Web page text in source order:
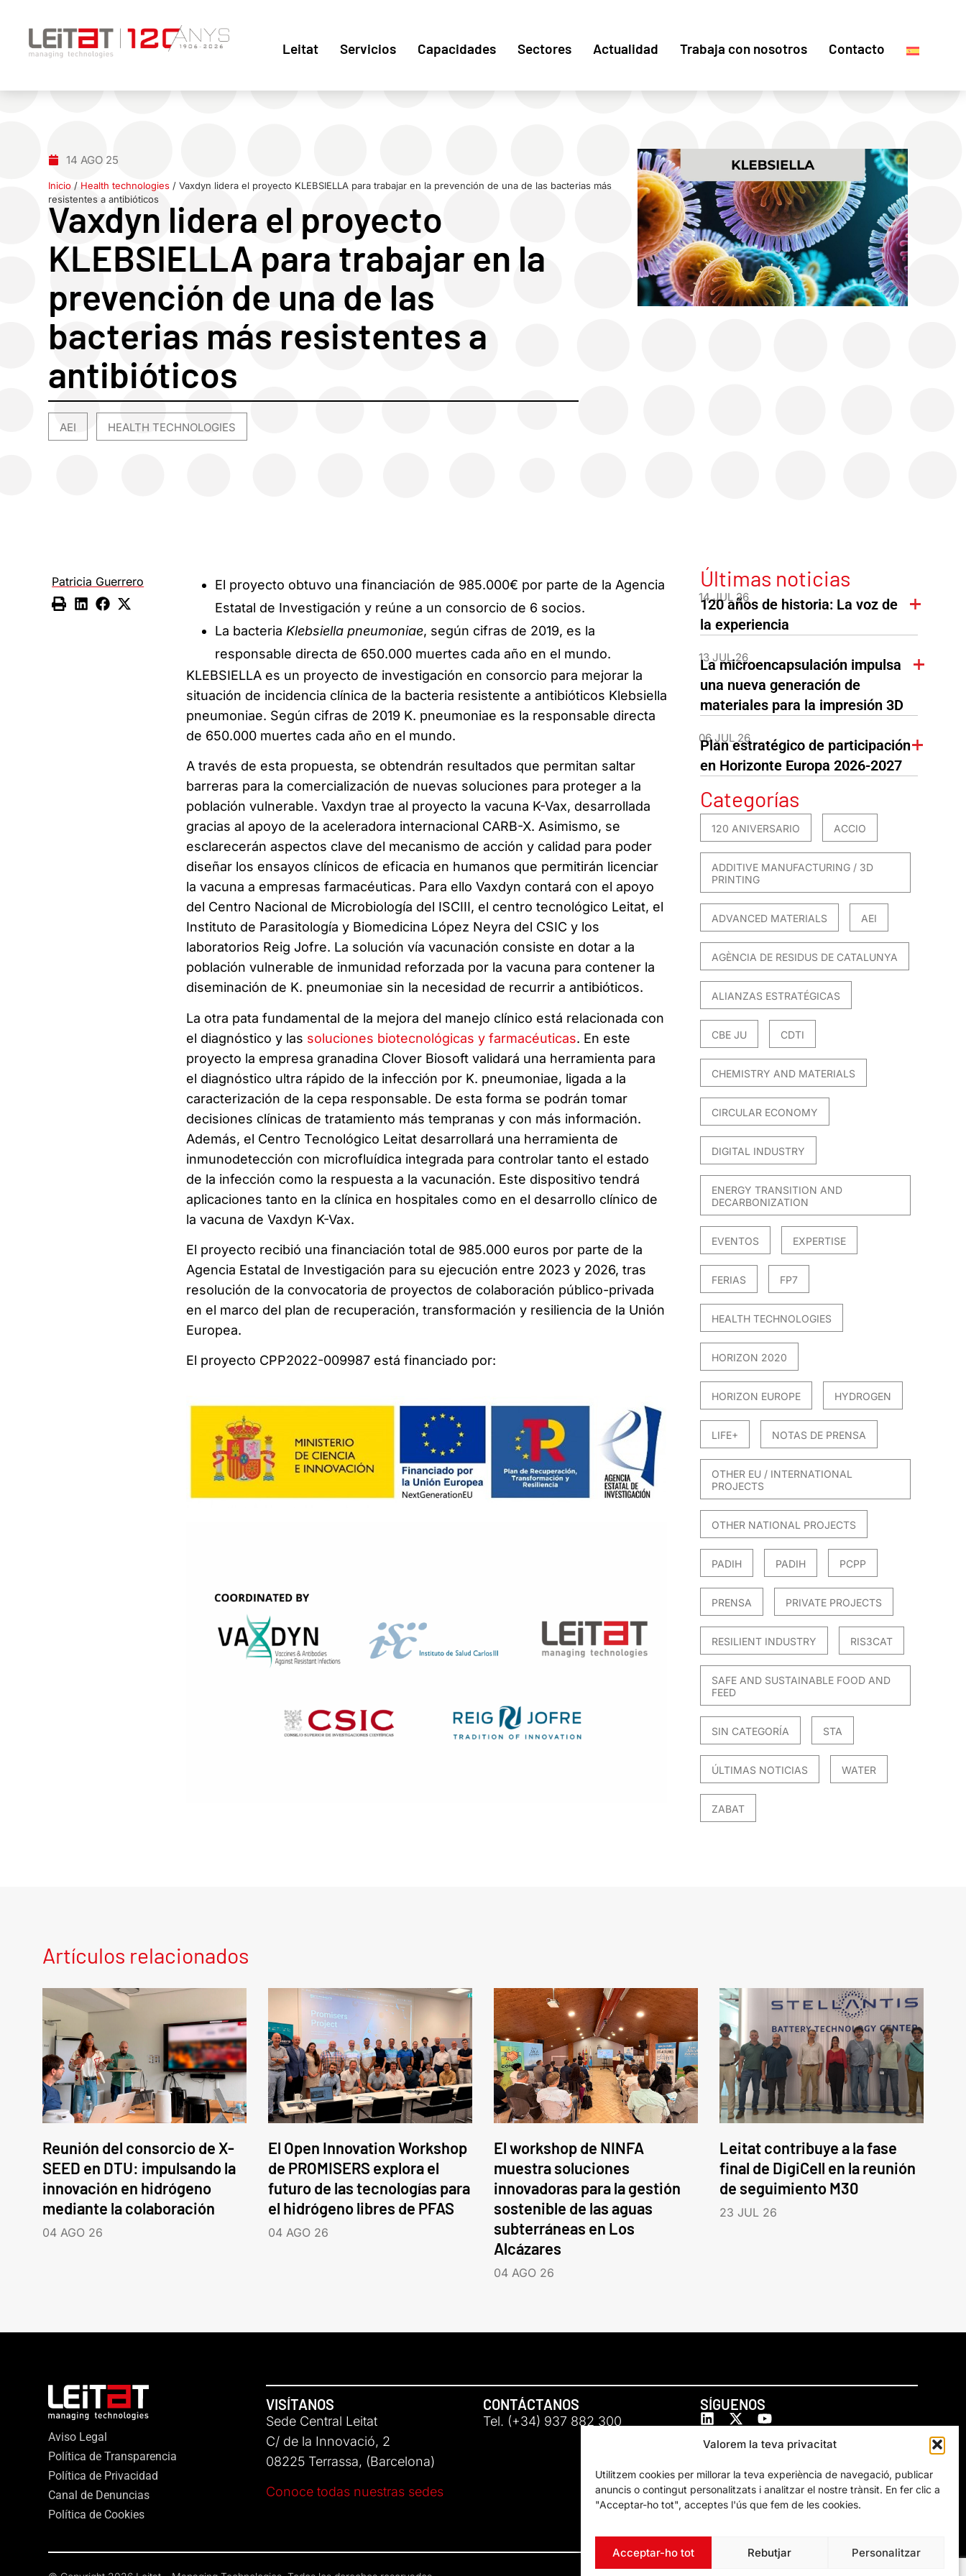
Valorem la teva privacitat
Utilitzem cookies per millorar la teva experiència de navegació, publicar
anuncis o contingut personalitzats i analitzar el nostre trànsit. En fer clic a
"Acceptar-ho tot", acceptes l'ús que fem de les cookies.
Acceptar-ho tot Rebutjar Personalitzar
Leitat Servicios Capacidades Sectores Actualidad Trabaja con nosotros Contacto
14 AGO 25
Inicio / Health technologies /Vaxdyn lidera el proyecto KLEBSIELLA para trabajar en la prevención de una de las bacterias más
resistentes a antibióticos
Vaxdyn lidera el proyecto
KLEBSIELLA para trabajar en la
prevención de una de las
bacterias más resistentes a
antibióticos
AEI HEALTH TECHNOLOGIES
Patricia Guerrero
El proyecto obtuvo una financiación de 985.000€ por parte de la Agencia
Estatal de Investigación y reúne a un consorcio de 6 socios.
La bacteria Klebsiella pneumoniae, según cifras de 2019, es la
responsable directa de 650.000 muertes cada año en el mundo.
KLEBSIELLA es un proyecto de investigación en consorcio para mejorar la
situación de incidencia clínica de la bacteria resistente a antibióticos Klebsiella
pneumoniae. Según cifras de 2019 K. pneumoniae es la responsable directa
de 650.000 muertes cada año en el mundo.
A través de esta propuesta, se obtendrán resultados que permitan saltar
barreras para la comercialización de nuevas soluciones para proteger a la
población vulnerable. Vaxdyn trae al proyecto la vacuna K-Vax, desarrollada
gracias al apoyo de la aceleradora internacional CARB-X. Asimismo, se
esclarecerán aspectos clave del mecanismo de acción y calidad para poder
diseñar los ensayos clínicos de eficacia en humanos que permitirán licenciar
la vacuna a empresas farmacéuticas. Para ello Vaxdyn contará con el apoyo
del Centro Nacional de Microbiología del ISCIII, el centro tecnológico Leitat, el
Instituto de Parasitología y Biomedicina López Neyra del CSIC y los
laboratorios Reig Jofre. La solución vía vacunación consiste en dotar a la
población vulnerable de inmunidad reforzada por la vacuna para contener la
diseminación de K. pneumoniae sin la necesidad de recurrir a antibióticos.
La otra pata fundamental de la mejora del manejo clínico está relacionada con
el diagnóstico y las soluciones biotecnológicas y farmacéuticas. En este
proyecto la empresa granadina Clover Biosoft validará una herramienta para
el diagnóstico ultra rápido de la infección por K. pneumoniae, ligada a la
caracterización de la cepa responsable. De esta forma se podrán tomar
decisiones clínicas de tratamiento más tempranas y con más información.
Además, el Centro Tecnológico Leitat desarrollará una herramienta de
inmunodetección con microfluídica integrada para controlar tanto el estado
de la infección como la respuesta a la vacunación. Este dispositivo tendrá
aplicaciones tanto en la clínica en hospitales como en el desarrollo clínico de
la vacuna de Vaxdyn K-Vax.
El proyecto recibió una financiación total de 985.000 euros por parte de la
Agencia Estatal de Investigación para su ejecución entre 2023 y 2026, tras
resolución de la convocatoria de proyectos de colaboración público-privada
en el marco del plan de recuperación, transformación y resiliencia de la Unión
Europea.
El proyecto CPP2022-009987 está financiado por:
Últimas noticias
14 JUL 26
120 años de historia: La voz de
la experiencia
13 JUL 26
La microencapsulación impulsa
una nueva generación de
materiales para la impresión 3D
06 JUL 26
Plan estratégico de participación
en Horizonte Europa 2026-2027
Categorías
120 ANIVERSARIO ACCIO
ADDITIVE MANUFACTURING / 3D
PRINTING
ADVANCED MATERIALS AEI
AGÈNCIA DE RESIDUS DE CATALUNYA
ALIANZAS ESTRATÉGICAS
CBE JU CDTI
CHEMISTRY AND MATERIALS
CIRCULAR ECONOMY
DIGITAL INDUSTRY
ENERGY TRANSITION AND
DECARBONIZATION
EVENTOS EXPERTISE
FERIAS FP7
HEALTH TECHNOLOGIES
HORIZON 2020
HORIZON EUROPE HYDROGEN
LIFE+ NOTAS DE PRENSA
OTHER EU / INTERNATIONAL
PROJECTS
OTHER NATIONAL PROJECTS
PADIH PADIH PCPP
PRENSA PRIVATE PROJECTS
RESILIENT INDUSTRY RIS3CAT
SAFE AND SUSTAINABLE FOOD AND
FEED
SIN CATEGORÍA STA
ÚLTIMAS NOTICIAS WATER
ZABAT
Artículos relacionados
Reunión del consorcio de X-
SEED en DTU: impulsando la
innovación en hidrógeno
mediante la colaboración
04 AGO 26
El Open Innovation Workshop
de PROMISERS explora el
futuro de las tecnologías para
el hidrógeno libres de PFAS
04 AGO 26
El workshop de NINFA
muestra soluciones
innovadoras para la gestión
sostenible de las aguas
subterráneas en Los
Alcázares
04 AGO 26
Leitat contribuye a la fase
final de DigiCell en la reunión
de seguimiento M30
23 JUL 26
Aviso Legal
Política de Transparencia
Política de Privacidad
Canal de Denuncias
Política de Cookies
VISÍTANOS
Sede Central Leitat
C/ de la Innovació, 2
08225 Terrassa, (Barcelona)
Conoce todas nuestras sedes
CONTÁCTANOS
Tel. (+34) 937 882 300
SÍGUENOS